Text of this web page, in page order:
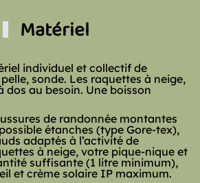
Matériel
individuel et collectif de
sonde. Les raquettes à neige,
dos au besoin. Une boisson
de randonnée montantes
étanches (type Gore-tex),
adaptés à l’activité de
à neige, votre pique-nique et
suffisante (1 litre minimum),
et crème solaire IP maximum.